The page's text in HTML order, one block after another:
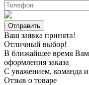
Ваш заявка принята!
Отличный выбор!
В ближайшее время Вам
оформления заказа
С уважением, команда
Отзыв о товаре